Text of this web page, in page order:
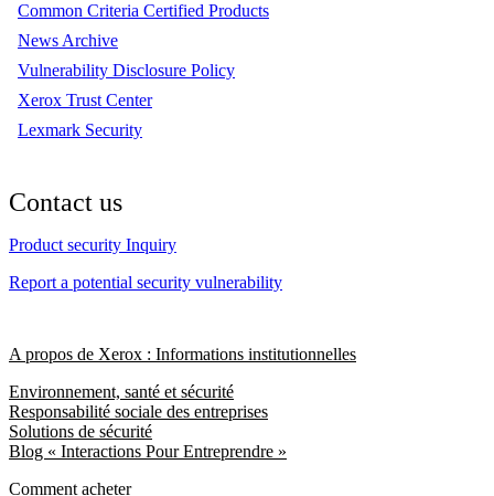
Common Criteria Certified Products
News Archive
Vulnerability Disclosure Policy
Xerox Trust Center
Lexmark Security
Contact us
Product security Inquiry
Report a potential security vulnerability
A propos de Xerox : Informations institutionnelles
Environnement, santé et sécurité
Responsabilité sociale des entreprises
Solutions de sécurité
Blog « Interactions Pour Entreprendre »
Comment acheter